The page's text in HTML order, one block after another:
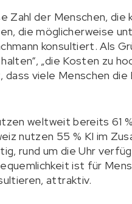
Zahl der Menschen, die
die möglicherweise
konsultiert. Als
„die Kosten zu
viele Menschen
weltweit bereits 61
nutzen 55 % KI im
rund um die Uhr
ist für
attraktiv.